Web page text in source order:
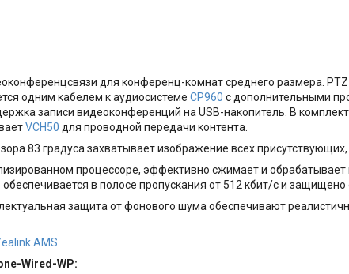
для конференц-комнат среднего размера.
одним кабелем к аудиосистеме CP960 с дополнительными
записи видеоконференций на USB-накопитель. В
VCH50 для проводной передачи контента.
83 градуса захватывает изображение всех
процессоре, эффективно сжимает и
в полосе пропускания от 512 кбит/с и защищено
защита от фонового шума обеспечивают
AMS.
Wired-WP: